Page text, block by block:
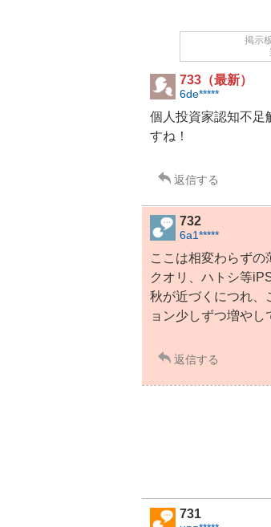
掲示
733（最新）
6de*****
個人投資家認知不足
すね！
返信する
732
6a1*****
ここは相変わらずの
クオリ、ハトシ等
秋が近づくにつれ、
ョン少しずつ増やし
返信する
731